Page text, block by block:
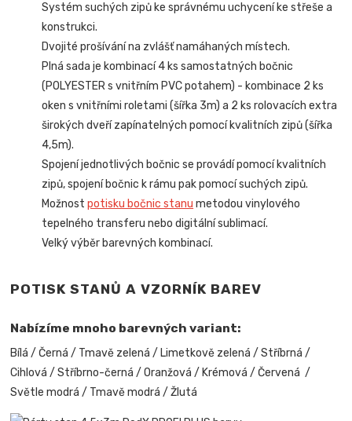
Systém suchých zipů ke správnému uchycení ke střeše a
konstrukci.
Dvojité prošívání na zvlášť namáhaných místech.
Plná sada je kombinací 4 ks samostatných bočnic
(POLYESTER s vnitřním PVC potahem) - kombinace 2 ks
oken s vnitřními roletami (šířka 3m) a 2 ks rolovacích extra
širokých dveří zapínatelných pomocí kvalitních zipů (šířka
4,5m).
Spojení jednotlivých bočnic se provádí pomocí kvalitních
zipů, spojení bočnic k rámu pak pomocí suchých zipů.
Možnostpotisku bočnic stanu metodou vinylového
tepelného transferu nebo digitální sublimací.
Velký výběr barevných kombinací.
POTISK STANŮ A VZORNÍK BAREV
Nabízíme mnoho barevných variant:
Bílá / Černá / Tmavě zelená / Limetkově zelená / Stříbrná /
Cihlová / Stříbrno-černá / Oranžová / Krémová / Červená /
Světle modrá / Tmavě modrá / Žlutá